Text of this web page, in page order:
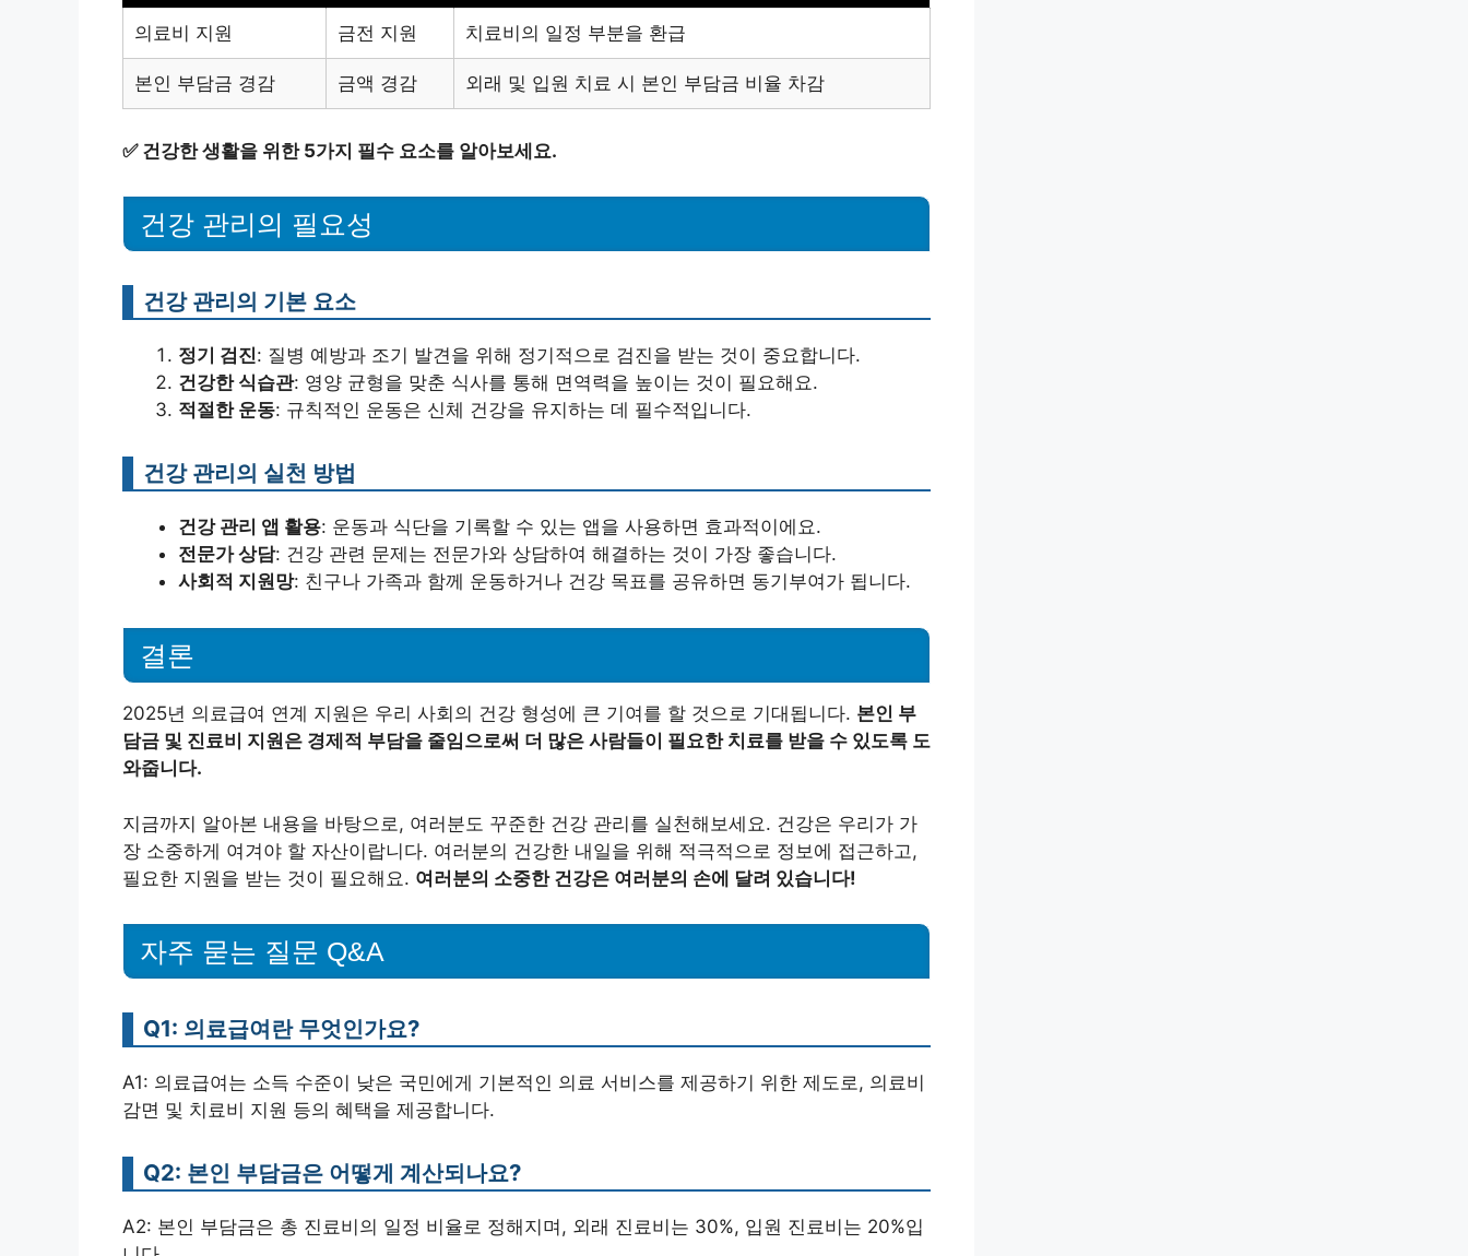
의료비 지원 금전 지원 치료비의 일정 부분을 환급
본인 부담금 경감 금액 경감 외래 및 입원 치료 시 본인 부담금 비율 차감
✅ 건강한 생활을 위한 5가지 필수 요소를 알아보세요.
건강 관리의 필요성
건강 관리의 기본 요소
정기 검진: 질병 예방과 조기 발견을 위해 정기적으로 검진을 받는 것이 중요합니다.
건강한 식습관: 영양 균형을 맞춘 식사를 통해 면역력을 높이는 것이 필요해요.
적절한 운동: 규칙적인 운동은 신체 건강을 유지하는 데 필수적입니다.
건강 관리의 실천 방법
건강 관리 앱 활용: 운동과 식단을 기록할 수 있는 앱을 사용하면 효과적이에요.
전문가 상담: 건강 관련 문제는 전문가와 상담하여 해결하는 것이 가장 좋습니다.
사회적 지원망: 친구나 가족과 함께 운동하거나 건강 목표를 공유하면 동기부여가 됩니다.
결론
2025년 의료급여 연계 지원은 우리 사회의 건강 형성에 큰 기여를 할 것으로 기대됩니다. 본인 부
담금 및 진료비 지원은 경제적 부담을 줄임으로써 더 많은 사람들이 필요한 치료를 받을 수 있도록 도
와줍니다.
지금까지 알아본 내용을 바탕으로, 여러분도 꾸준한 건강 관리를 실천해보세요. 건강은 우리가 가
장 소중하게 여겨야 할 자산이랍니다. 여러분의 건강한 내일을 위해 적극적으로 정보에 접근하고,
필요한 지원을 받는 것이 필요해요. 여러분의 소중한 건강은 여러분의 손에 달려 있습니다!
자주 묻는 질문 Q&A
Q1: 의료급여란 무엇인가요?
A1: 의료급여는 소득 수준이 낮은 국민에게 기본적인 의료 서비스를 제공하기 위한 제도로, 의료비
감면 및 치료비 지원 등의 혜택을 제공합니다.
Q2: 본인 부담금은 어떻게 계산되나요?
A2: 본인 부담금은 총 진료비의 일정 비율로 정해지며, 외래 진료비는 30%, 입원 진료비는 20%입